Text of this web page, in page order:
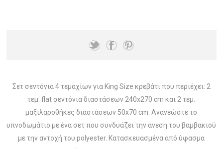
Σετ σεντόνια 4 τεμαχίων για King Size κρεβάτι που περιέχει: 2
τεμ. flat σεντόνια διαστάσεων 240x270 cm και 2 τεμ.
μαξιλαροθήκες διαστάσεων 50x70 cm. Ανανεώστε το
υπνοδωμάτιο με ένα σετ που συνδυάζει την άνεση του βαμβακιού
με την αντοχή του polyester. Κατασκευασμένα από ύφασμα